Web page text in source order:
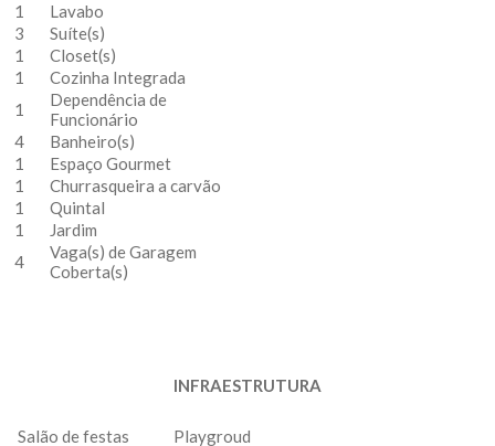
1
Lavabo
3
Suíte(s)
1
Closet(s)
1
Cozinha Integrada
1
Dependência de
Funcionário
4
Banheiro(s)
1
Espaço Gourmet
1
Churrasqueira a carvão
1
Quintal
1
Jardim
4
Vaga(s) de Garagem
Coberta(s)
INFRAESTRUTURA
Salão de festas
Playgroud